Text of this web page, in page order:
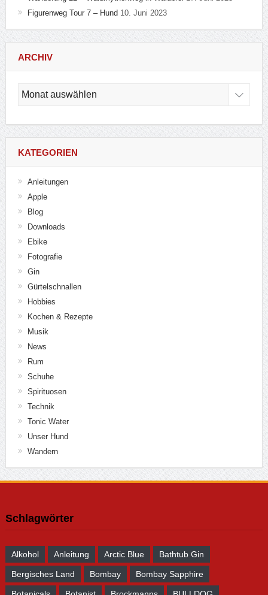
Figurenweg Tour 7 – Hund 10. Juni 2023
ARCHIV
KATEGORIEN
Anleitungen
Apple
Blog
Downloads
Ebike
Fotografie
Gin
Gürtelschnallen
Hobbies
Kochen & Rezepte
Musik
News
Rum
Schuhe
Spirituosen
Technik
Tonic Water
Unser Hund
Wandern
Schlagwörter
Alkohol Anleitung Arctic Blue Bathtub Gin
Bergisches Land Bombay Bombay Sapphire